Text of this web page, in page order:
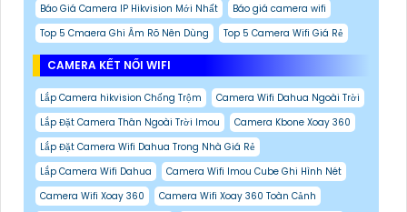
Báo Giá Camera IP Hikvision Mới Nhất
Báo giá camera wifi
Top 5 Cmaera Ghi Âm Rõ Nên Dùng
Top 5 Camera Wifi Giá Rẻ
CAMERA KẾT NỐI WIFI
Lắp Camera hikvision Chống Trộm
Camera Wifi Dahua Ngoài Trời
Lắp Đặt Camera Thân Ngoài Trời Imou
Camera Kbone Xoay 360
Lắp Đặt Camera Wifi Dahua Trong Nhà Giá Rẻ
Lắp Camera Wifi Dahua
Camera Wifi Imou Cube Ghi Hình Nét
Camera Wifi Xoay 360
Camera Wifi Xoay 360 Toàn Cảnh